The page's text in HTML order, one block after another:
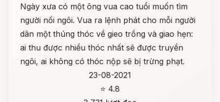
Ngày xưa có một ông vua cao tuổi muốn tìm
người nối ngôi. Vua ra lệnh phát cho mỗi người
dân một thúng thóc về gieo trồng và giao hẹn:
ai thu được nhiều thóc nhất sẽ được truyền
ngôi, ai không có thóc nộp sẽ bị trừng phạt.
23-08-2021
⭐ 4.8